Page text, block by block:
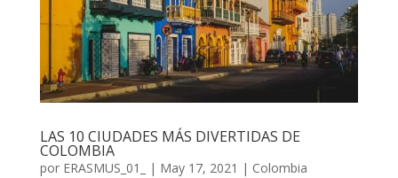
LAS 10 CIUDADES MÁS DIVERTIDAS DE
COLOMBIA
por ERASMUS_01_ | May 17, 2021 | Colombia